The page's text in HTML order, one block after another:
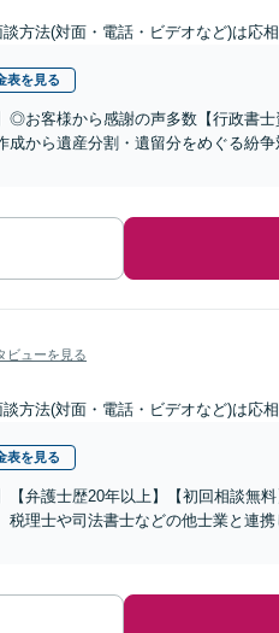
談方法(対面・電話・ビデオなど)は応
表を見る
◎お客様から感謝の声多数【行政書
成から遺産分割・遺留分をめぐる紛
ビューを見る
談方法(対面・電話・ビデオなど)は応
表を見る
【弁護士歴20年以上】【初回相談無
税理士や司法書士などの他士業と連